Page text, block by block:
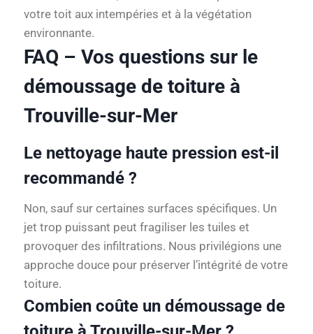
votre toit aux intempéries et à la végétation
environnante.
FAQ – Vos questions sur le
démoussage de toiture à
Trouville-sur-Mer
Le nettoyage haute pression est-il
recommandé ?
Non, sauf sur certaines surfaces spécifiques. Un
jet trop puissant peut fragiliser les tuiles et
provoquer des infiltrations. Nous privilégions une
approche douce pour préserver l’intégrité de votre
toiture.
Combien coûte un démoussage de